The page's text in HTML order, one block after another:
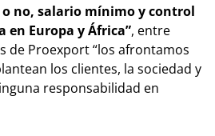
o no, salario mínimo y control
en Europa y África”, entre
de Proexport “los afrontamos
los clientes, la sociedad y
responsabilidad en